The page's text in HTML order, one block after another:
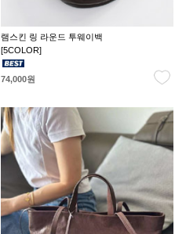
램스킨 링 라운드 투웨이백
[5COLOR]
74,000원